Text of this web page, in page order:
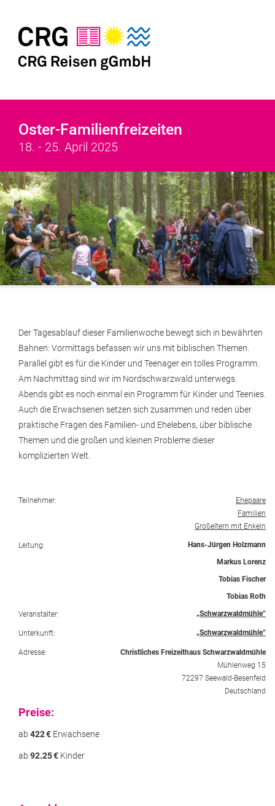
Oster-Familienfreizeiten
18. - 25. April 2025
Der Tagesablauf dieser Familienwoche bewegt sich in bewährten
Bahnen: Vormittags befassen wir uns mit biblischen Themen.
Parallel gibt es für die Kinder und Teenager ein tolles Programm.
Am Nachmittag sind wir im Nordschwarzwald unterwegs.
Abends gibt es noch einmal ein Programm für Kinder und Teenies.
Auch die Erwachsenen setzen sich zusammen und reden über
praktische Fragen des Familien- und Ehelebens, über biblische
Themen und die großen und kleinen Probleme dieser
komplizierten Welt.
Teilnehmer:
Ehepaare
Familien
Großeltern mit Enkeln
Leitung:
Hans-Jürgen Holzmann
Markus Lorenz
Tobias Fischer
Tobias Roth
Veranstalter: „Schwarzwaldmühle“
Unterkunft: „Schwarzwaldmühle“
Adresse:
Christliches Freizeithaus Schwarzwaldmühle
Mühlenweg 15
72297 Seewald-Besenfeld
Deutschland
Preise:
ab 422€ Erwachsene
ab 92.25€ Kinder